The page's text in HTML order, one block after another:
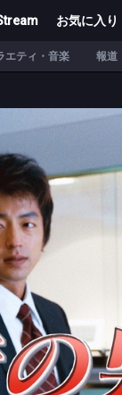
お気に入り
エティ・音楽 報道